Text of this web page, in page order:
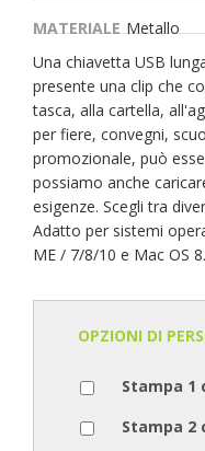
MATERIALE Metallo
Una chiavetta USB
presente una clip che
tasca, alla cartella,
per fiere, convegni,
promozionale, può
possiamo anche
esigenze. Scegli tra
Adatto per sistemi
ME / 7/8/10 e Mac OS
OPZIONI DI
Stampa 1
Stampa 2